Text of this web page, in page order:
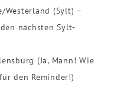
Westerland (Sylt) –
nächsten Sylt-
(Ja, Mann! Wie
den Reminder!)